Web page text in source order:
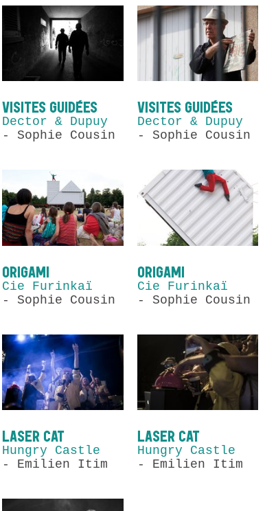
VISITES GUIDÉES
Dector & Dupuy
- Sophie Cousin
VISITES GUIDÉES
Dector & Dupuy
- Sophie Cousin
ORIGAMI
Cie Furinkaï
- Sophie Cousin
ORIGAMI
Cie Furinkaï
- Sophie Cousin
LASER CAT
Hungry Castle
- Emilien Itim
LASER CAT
Hungry Castle
- Emilien Itim